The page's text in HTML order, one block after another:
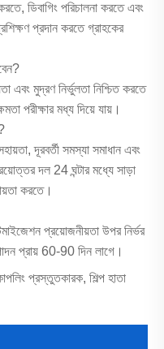
ডিবাগিং পরিচালনা করতে এবং
প্রদান করতে গ্রাহকের
এবং মুদ্রণ নির্ভুলতা নিশ্চিত করতে
পরীক্ষার মধ্য দিয়ে যায়।
দূরবর্তী সমস্যা সমাধান এবং
দল 24 ঘন্টার মধ্যে সাড়া
করতে।
প্রয়োজনীয়তা উপর নির্ভর
প্রায় 60-90 দিন লাগে।
প্রস্তুতকারক, শিল্প হাতা